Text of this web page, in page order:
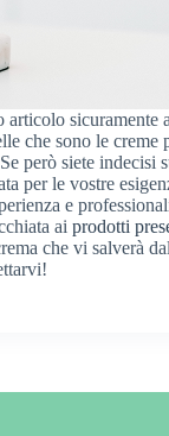
sicuramente
che sono le creme
però siete indecisi
per le vostre
e
ai prodotti
che vi salverà